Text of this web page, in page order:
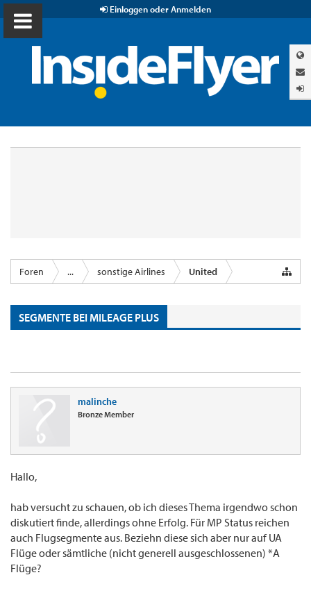
Einloggen oder Anmelden
Foren ... sonstige Airlines United
SEGMENTE BEI MILEAGE PLUS
malinche
Bronze Member
Hallo,
hab versucht zu schauen, ob ich dieses Thema irgendwo schon
diskutiert finde, allerdings ohne Erfolg. Für MP Status reichen
auch Flugsegmente aus. Beziehn diese sich aber nur auf UA
Flüge oder sämtliche (nicht generell ausgeschlossenen) *A
Flüge?